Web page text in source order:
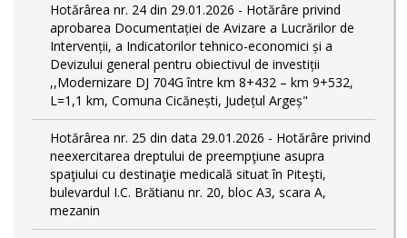
Hotărârea nr. 24 din 29.01.2026 - Hotărâre privind
aprobarea Documentației de Avizare a Lucrărilor de
Intervenții, a Indicatorilor tehnico-economici și a
Devizului general pentru obiectivul de investiții
,,Modernizare DJ 704G între km 8+432 – km 9+532,
L=1,1 km, Comuna Cicănești, Județul Argeș"
Hotărârea nr. 25 din data 29.01.2026 - Hotărâre privind
neexercitarea dreptului de preempţiune asupra
spaţiului cu destinaţie medicală situat în Piteşti,
bulevardul I.C. Brătianu nr. 20, bloc A3, scara A,
mezanin